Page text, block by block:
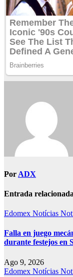
Por ADX
Entrada relacionada
Edomex Notícias
Falla en juego
durante festejos en
Ago 9, 2026
Edomex Notícias